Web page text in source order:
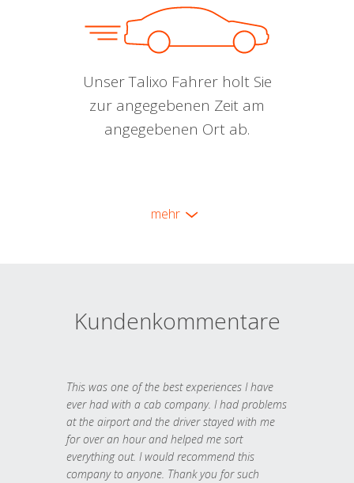
Unser Talixo Fahrer holt Sie
zur angegebenen Zeit am
angegebenen Ort ab.
mehr
Kundenkommentare
This was one of the best experiences I have
ever had with a cab company. I had problems
at the airport and the driver stayed with me
for over an hour and helped me sort
everything out. I would recommend this
company to anyone. Thank you for such